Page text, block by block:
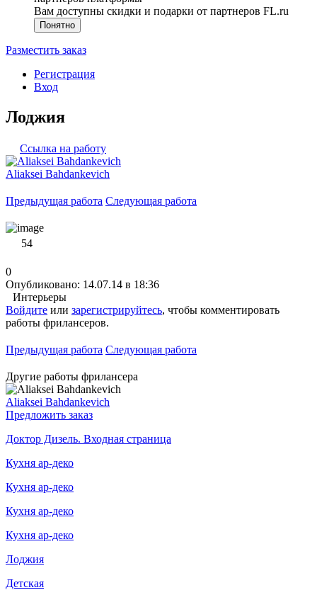
Вам доступны скидки и подарки от партнеров FL.ru
Понятно
Разместить заказ
Регистрация
Вход
Лоджия
Ссылка на работу
Aliaksei Bahdankevich
Предыдущая работа Следующая работа
54
0
Опубликовано: 14.07.14 в 18:36
Интерьеры
Войдите или зарегистрируйтесь, чтобы комментировать
работы фрилансеров.
Предыдущая работа Следующая работа
Другие работы фрилансера
Aliaksei Bahdankevich
Предложить заказ
Доктор Дизель. Входная страница
Кухня ар-деко
Кухня ар-деко
Кухня ар-деко
Кухня ар-деко
Лоджия
Детская